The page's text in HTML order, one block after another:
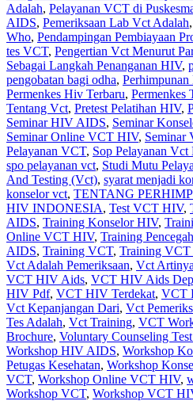
Adalah, Pelayanan VCT di
AIDS, Pemeriksaan Lab Vct Adalah,
Who, Pendampingan Pembiayaan
tes VCT, Pengertian Vct Menurut
Sebagai Langkah Penanganan HIV,
pengobatan bagi odha,
Permenkes Hiv Terbaru, Permenkes
Tentang Vct, Pretest Pelatihan HIV,
Seminar HIV AIDS, Seminar
Seminar Online VCT HIV, Seminar
Pelayanan VCT, Sop Pelayanan Vct
spo pelayanan vct, Studi Mutu
And Testing (Vct), syarat menjadi
konselor vct, TENTANG
HIV INDONESIA, Test VCT HIV,
AIDS, Training Konselor HIV,
Online VCT HIV, Training
AIDS, Training VCT, Training
Vct Adalah Pemeriksaan, Vct Artinya
VCT HIV Aids, VCT HIV Aids
HIV Pdf, VCT HIV Terdekat, VCT
Vct Kepanjangan Dari, Vct
Tes Adalah, Vct Training, VCT
Brochure, Voluntary Counseling
Workshop HIV AIDS, Workshop
Petugas Kesehatan, Workshop
VCT, Workshop Online VCT HIV,
Workshop VCT, Workshop VCT